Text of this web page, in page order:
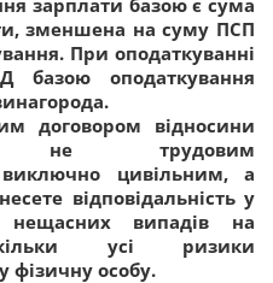
зменшена на суму ПСП
При оподаткуванні
базою оподаткування
договором відносини
не трудовим
цивільним, а
відповідальність у
нещасних випадів на
усі ризики
фізичну особу.